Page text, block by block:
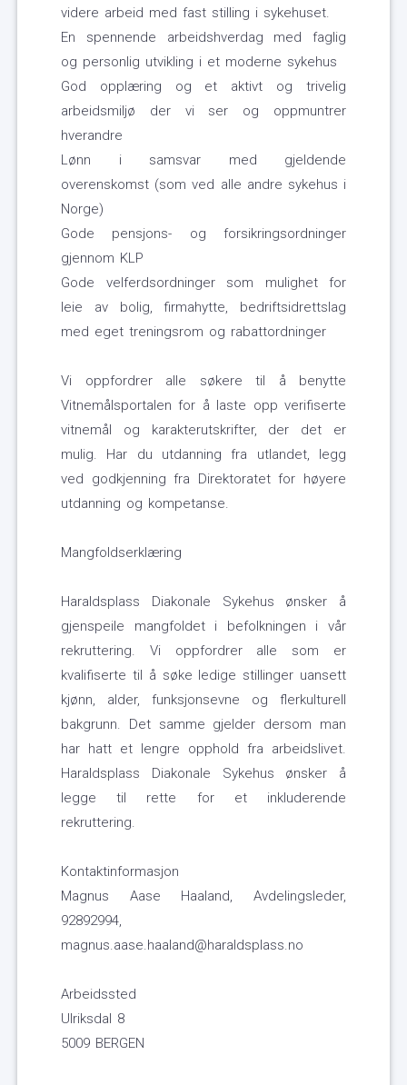
videre arbeid med fast stilling i sykehuset.
En spennende arbeidshverdag med faglig
og personlig utvikling i et moderne sykehus
God opplæring og et aktivt og trivelig
arbeidsmiljø der vi ser og oppmuntrer
hverandre
Lønn i samsvar med gjeldende
overenskomst (som ved alle andre sykehus i
Norge)
Gode pensjons- og forsikringsordninger
gjennom KLP
Gode velferdsordninger som mulighet for
leie av bolig, firmahytte, bedriftsidrettslag
med eget treningsrom og rabattordninger
Vi oppfordrer alle søkere til å benytte
Vitnemålsportalen for å laste opp verifiserte
vitnemål og karakterutskrifter, der det er
mulig. Har du utdanning fra utlandet, legg
ved godkjenning fra Direktoratet for høyere
utdanning og kompetanse.
Mangfoldserklæring
Haraldsplass Diakonale Sykehus ønsker å
gjenspeile mangfoldet i befolkningen i vår
rekruttering. Vi oppfordrer alle som er
kvalifiserte til å søke ledige stillinger uansett
kjønn, alder, funksjonsevne og flerkulturell
bakgrunn. Det samme gjelder dersom man
har hatt et lengre opphold fra arbeidslivet.
Haraldsplass Diakonale Sykehus ønsker å
legge til rette for et inkluderende
rekruttering.
Kontaktinformasjon
Magnus Aase Haaland, Avdelingsleder,
92892994,
magnus.aase.haaland@haraldsplass.no
Arbeidssted
Ulriksdal 8
5009 BERGEN